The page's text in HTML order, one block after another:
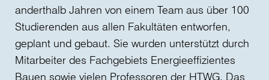
anderthalb Jahren von einem Team aus über 100
Studierenden aus allen Fakultäten entworfen,
geplant und gebaut. Sie wurden unterstützt durch
Mitarbeiter des Fachgebiets Energieeffizientes
Bauen sowie vielen Professoren der HTWG. Das